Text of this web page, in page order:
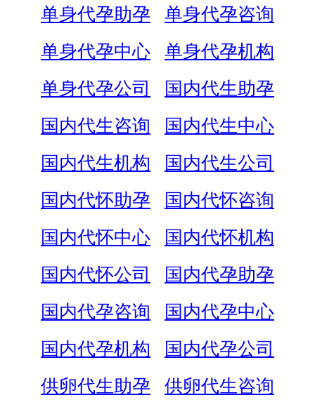
单身代孕助孕
单身代孕咨询
单身代孕中心
单身代孕机构
单身代孕公司
国内代生助孕
国内代生咨询
国内代生中心
国内代生机构
国内代生公司
国内代怀助孕
国内代怀咨询
国内代怀中心
国内代怀机构
国内代怀公司
国内代孕助孕
国内代孕咨询
国内代孕中心
国内代孕机构
国内代孕公司
供卵代生助孕
供卵代生咨询